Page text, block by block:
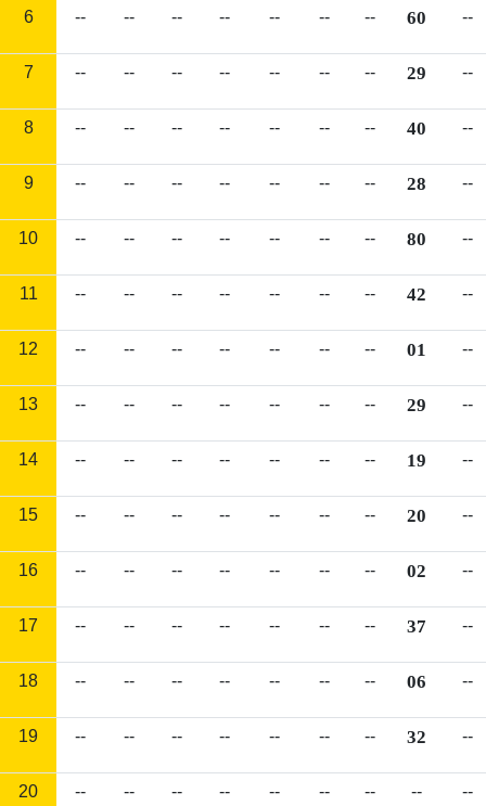
6 -- -- -- -- -- -- -- 60 --
7 -- -- -- -- -- -- -- 29 --
8 -- -- -- -- -- -- -- 40 --
9 -- -- -- -- -- -- -- 28 --
10 -- -- -- -- -- -- -- 80 --
11 -- -- -- -- -- -- -- 42 --
12 -- -- -- -- -- -- -- 01 --
13 -- -- -- -- -- -- -- 29 --
14 -- -- -- -- -- -- -- 19 --
15 -- -- -- -- -- -- -- 20 --
16 -- -- -- -- -- -- -- 02 --
17 -- -- -- -- -- -- -- 37 --
18 -- -- -- -- -- -- -- 06 --
19 -- -- -- -- -- -- -- 32 --
20 -- -- -- -- -- -- -- -- --